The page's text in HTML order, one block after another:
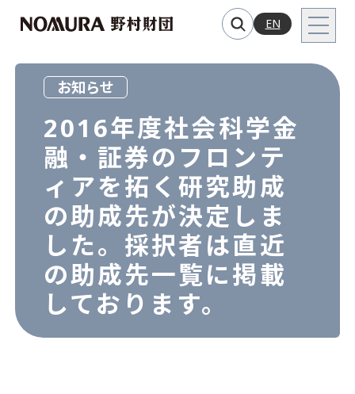
EN
お知らせ
2016年度社会科学金
融・証券のフロンテ
ィアを拓く研究助成
の助成先が決定しま
した。採択者は直近
の助成先一覧に掲載
しております。